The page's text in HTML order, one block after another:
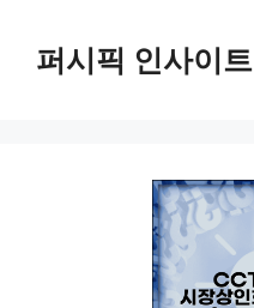
퍼시픽 인사이트